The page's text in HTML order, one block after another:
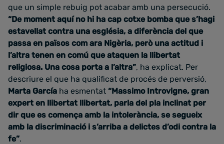
que un simple rebuig pot acabar amb una persecució.
“De moment aquí no hi ha cap cotxe bomba que s’hagi
estavellat contra una església, a diferència del que
passa en països com ara Nigèria, però una actitud i
l’altra tenen en comú que ataquen la llibertat
religiosa. Una cosa porta a l’altra”, ha explicat. Per
descriure el que ha qualificat de procés de perversió,
Marta García ha esmentat “Massimo Introvigne, gran
expert en llibertat llibertat, parla del pla inclinat per
dir que es comença amb la intolerància, se segueix
amb la discriminació i s’arriba a delictes d’odi contra la
fe”.